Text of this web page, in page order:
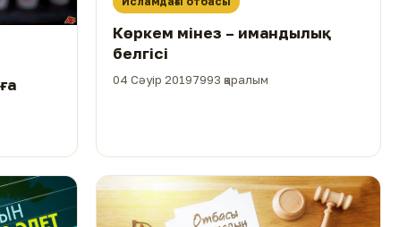
Көркем мінез – имандылық
белгісі
04 Сәуір 20197993 қаралым